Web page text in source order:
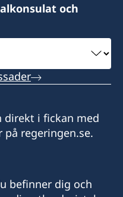
provisoriska pass
provisoriska pass
från den 3 till den 14
till konsulaten i
till ambassaden i
provisoriska pass
och
direkt i fickan med
på regeringen.se.
befinner dig och